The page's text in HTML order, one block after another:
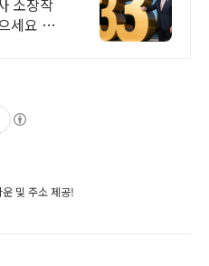
소장작
세요 접
및 주소 제공!